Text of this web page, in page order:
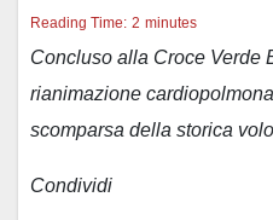
Reading Time: 2 minutes
Concluso alla Croce Verde
rianimazione
scomparsa della storica
Condividi